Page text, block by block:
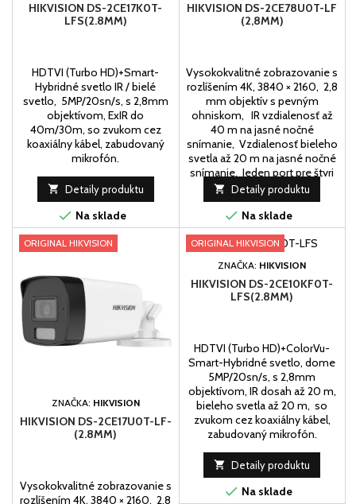
HIKVISION DS-2CE17K0T-
LFS(2.8MM)
HDTVI (Turbo HD)+Smart-
Hybridné svetlo IR / bielé
svetlo, 5MP/20sn/s, s 2,8mm
objektívom, ExIR do
40m/30m, so zvukom cez
koaxiálny kábel, zabudovaný
mikrofón.
 Detaily produktu
 Na sklade
HIKVISION DS-2CE78U0T-LF
(2,8MM)
Vysokokvalitné zobrazovanie s
rozlíšením 4K, 3840 × 2160, 2,8
mm objektív s pevným
ohniskom, IR vzdialenosť až
40 m na jasné nočné
snímanie, Vzdialenosť bieleho
svetla až 20 m na jasné nočné
snímanie, Jeden port pre štyri
prepínateľné signály
(TVI/AHD/CVI/CVBS, Odolný
voči vode a prachu (IP67),
Smart-Hybridné svetlo,
optimalizujte svoju,...
 Detaily produktu
 Na sklade
ORIGINAL HIKVISION
ZNAČKA: HIKVISION
HIKVISION DS-2CE17U0T-LF-
(2.8MM)
Vysokokvalitné zobrazovanie s
rozlíšením 4K, 3840 × 2160, 2,8
ORIGINAL HIKVISION
ZNAČKA: HIKVISION
HIKVISION DS-2CE10KF0T-
LFS(2.8MM)
HDTVI (Turbo HD)+ColorVu-
Smart-Hybridné svetlo, dome
5MP/20sn/s, s 2,8mm
objektívom, IR dosah až 20 m,
bieleho svetla až 20 m, so
zvukom cez koaxiálny kábel,
zabudovaný mikrofón.
 Detaily produktu
 Na sklade